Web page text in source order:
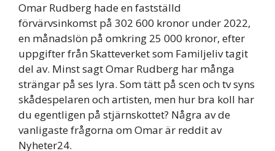
Omar Rudberg hade en fastställd
förvärvsinkomst på 302 600 kronor under 2022,
en månadslön på omkring 25 000 kronor, efter
uppgifter från Skatteverket som Familjeliv tagit
del av. Minst sagt Omar Rudberg har många
strängar på ses lyra. Som tätt på scen och tv syns
skådespelaren och artisten, men hur bra koll har
du egentligen på stjärnskottet? Några av de
vanligaste frågorna om Omar är reddit av
Nyheter24.